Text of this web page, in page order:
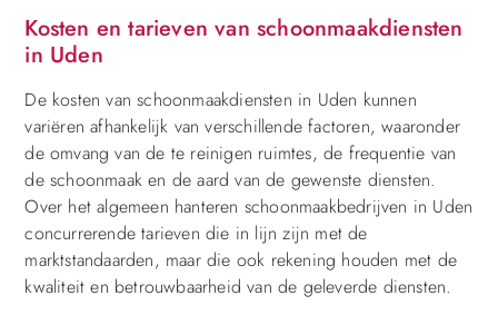
Kosten en tarieven van schoonmaakdiensten
in Uden
De kosten van schoonmaakdiensten in Uden kunnen
variëren afhankelijk van verschillende factoren, waaronder
de omvang van de te reinigen ruimtes, de frequentie van
de schoonmaak en de aard van de gewenste diensten.
Over het algemeen hanteren schoonmaakbedrijven in Uden
concurrerende tarieven die in lijn zijn met de
marktstandaarden, maar die ook rekening houden met de
kwaliteit en betrouwbaarheid van de geleverde diensten.